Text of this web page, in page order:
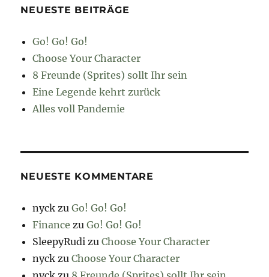
NEUESTE BEITRÄGE
Go! Go! Go!
Choose Your Character
8 Freunde (Sprites) sollt Ihr sein
Eine Legende kehrt zurück
Alles voll Pandemie
NEUESTE KOMMENTARE
nyck zuGo! Go! Go!
Finance zuGo! Go! Go!
SleepyRudi zuChoose Your Character
nyck zuChoose Your Character